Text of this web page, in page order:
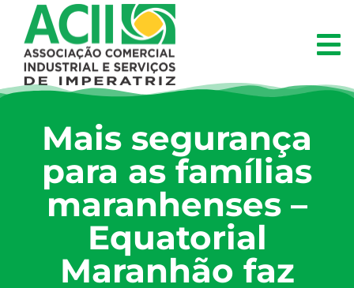
Mais segurança
para as famílias
maranhenses –
Equatorial
Maranhão faz